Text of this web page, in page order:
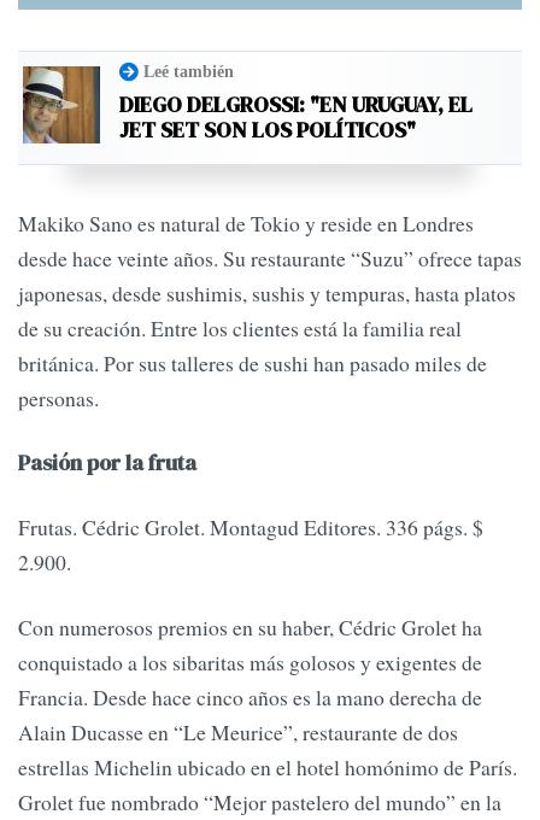
Leé también
DIEGO DELGROSSI: "EN URUGUAY, EL
JET SET SON LOS POLÍTICOS"
Makiko Sano es natural de Tokio y reside en Londres
desde hace veinte años. Su restaurante “Suzu” ofrece tapas
japonesas, desde sushimis, sushis y tempuras, hasta platos
de su creación. Entre los clientes está la familia real
británica. Por sus talleres de sushi han pasado miles de
personas.
Pasión por la fruta
Frutas. Cédric Grolet. Montagud Editores. 336 págs. $
2.900.
Con numerosos premios en su haber, Cédric Grolet ha
conquistado a los sibaritas más golosos y exigentes de
Francia. Desde hace cinco años es la mano derecha de
Alain Ducasse en “Le Meurice”, restaurante de dos
estrellas Michelin ubicado en el hotel homónimo de París.
Grolet fue nombrado “Mejor pastelero del mundo” en la